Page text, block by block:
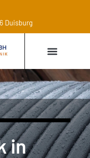
Duisburg
in